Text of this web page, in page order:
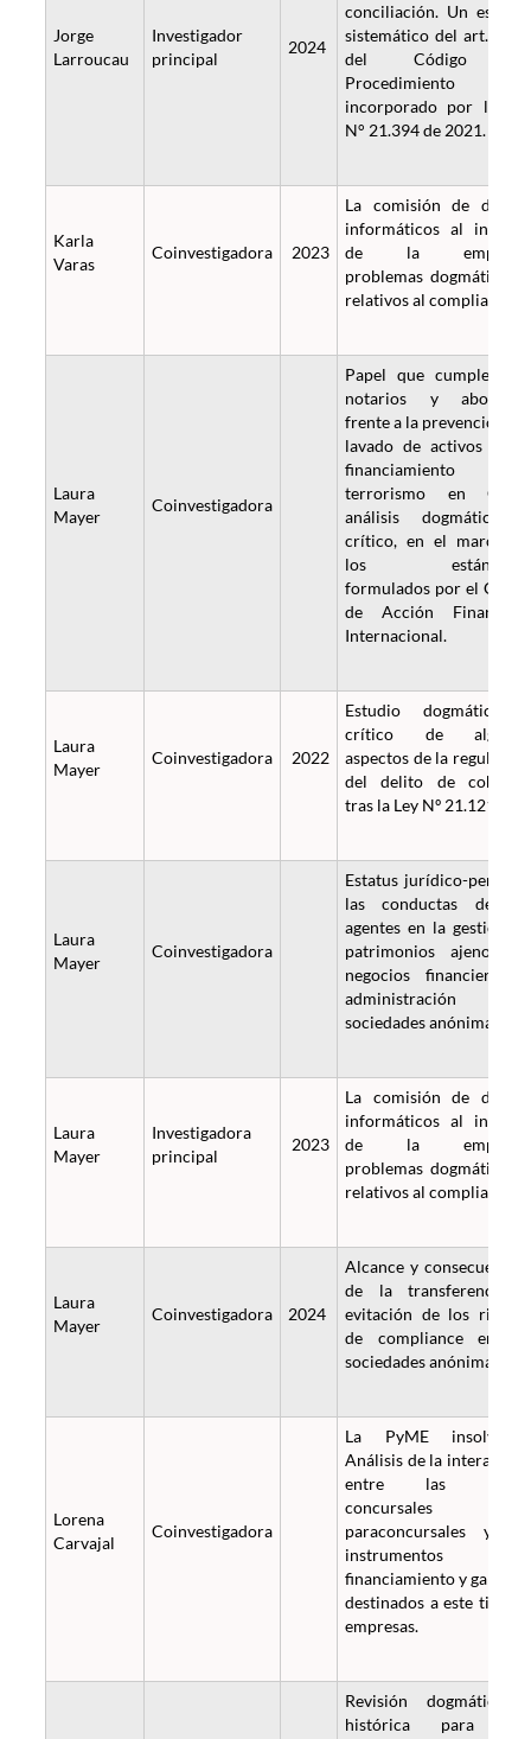
Jorge
Larroucau
Investigador
principal
2024
conciliación. Un estudio
sistemático del art. 3 bis
del Código de
Procedimiento Civil
incorporado por la Ley
N° 21.394 de 2021.
Karla
Varas
Coinvestigadora 2023
La comisión de delitos
informáticos al interior
de la empresa:
problemas dogmáticos y
relativos al compliance.
Laura
Mayer
Coinvestigadora
Papel que cumplen los
notarios y abogados
frente a la prevención del
lavado de activos y del
financiamiento del
terrorismo en Chile:
análisis dogmático y
crítico, en el marco de
los estándares
formulados por el Grupo
de Acción Financiera
Internacional.
Laura
Mayer
Coinvestigadora 2022
Estudio dogmático y
crítico de algunos
aspectos de la regulación
del delito de cohecho
tras la Ley Nº 21.121.
Laura
Mayer
Coinvestigadora
Estatus jurídico-penal de
las conductas de los
agentes en la gestión de
patrimonios ajenos en
negocios financieros y
administración de
sociedades anónimas.
Laura
Mayer
Investigadora
principal
2023
La comisión de delitos
informáticos al interior
de la empresa:
problemas dogmáticos y
relativos al compliance.
Laura
Mayer
Coinvestigadora 2024
Alcance y consecuencias
de la transferencia y
evitación de los riesgos
de compliance en las
sociedades anónimas.
Lorena
Carvajal
Coinvestigadora
La PyME insolvente.
Análisis de la interacción
entre las reglas
concursales y
paraconcursales y los
instrumentos de
financiamiento y garantía
destinados a este tipo de
empresas.
Revisión dogmática e
histórica para una